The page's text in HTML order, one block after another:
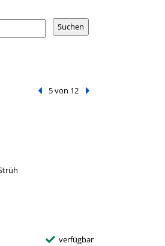
Vorheriger Treffer
5 von 12 Nächster Treffer
verfügbar